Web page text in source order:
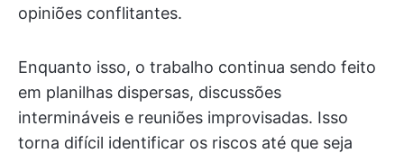
opiniões conflitantes.
Enquanto isso, o trabalho continua sendo feito
em planilhas dispersas, discussões
intermináveis e reuniões improvisadas. Isso
torna difícil identificar os riscos até que seja